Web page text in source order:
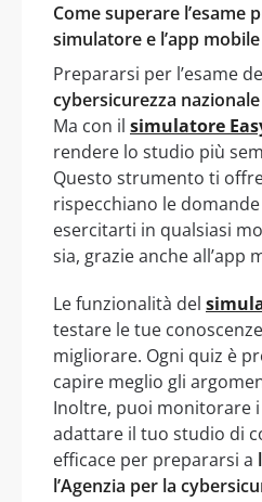
Come superare l’esame
simulatore e l’app
Prepararsi per l’esame
cybersicurezza nazionale
Ma con il simulatore
rendere lo studio più
Questo strumento ti
rispecchiano le domande
esercitarti in qualsiasi
sia, grazie anche all’app
Le funzionalità del
testare le tue
migliorare. Ogni quiz è
capire meglio gli
Inoltre, puoi monitorare
adattare il tuo studio di
efficace per prepararsi a
l’Agenzia per la